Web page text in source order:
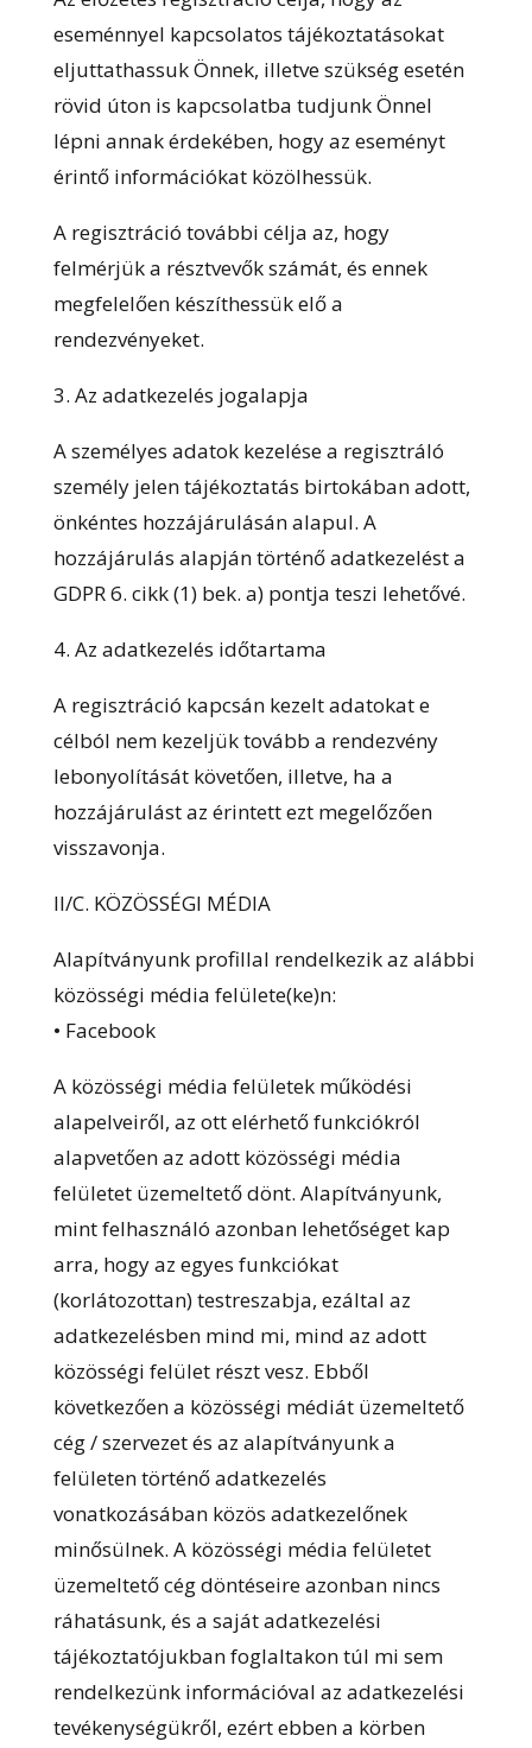
eseménnyel kapcsolatos tájékoztatásokat
eljuttathassuk Önnek, illetve szükség esetén
rövid úton is kapcsolatba tudjunk Önnel
lépni annak érdekében, hogy az eseményt
érintő információkat közölhessük.
A regisztráció további célja az, hogy
felmérjük a résztvevők számát, és ennek
megfelelően készíthessük elő a
rendezvényeket.
3. Az adatkezelés jogalapja
A személyes adatok kezelése a regisztráló
személy jelen tájékoztatás birtokában adott,
önkéntes hozzájárulásán alapul. A
hozzájárulás alapján történő adatkezelést a
GDPR 6. cikk (1) bek. a) pontja teszi lehetővé.
4. Az adatkezelés időtartama
A regisztráció kapcsán kezelt adatokat e
célból nem kezeljük tovább a rendezvény
lebonyolítását követően, illetve, ha a
hozzájárulást az érintett ezt megelőzően
visszavonja.
II/C. KÖZÖSSÉGI MÉDIA
Alapítványunk profillal rendelkezik az alábbi
közösségi média felülete(ke)n:
• Facebook
A közösségi média felületek működési
alapelveiről, az ott elérhető funkciókról
alapvetően az adott közösségi média
felületet üzemeltető dönt. Alapítványunk,
mint felhasználó azonban lehetőséget kap
arra, hogy az egyes funkciókat
(korlátozottan) testreszabja, ezáltal az
adatkezelésben mind mi, mind az adott
közösségi felület részt vesz. Ebből
következően a közösségi médiát üzemeltető
cég / szervezet és az alapítványunk a
felületen történő adatkezelés
vonatkozásában közös adatkezelőnek
minősülnek. A közösségi média felületet
üzemeltető cég döntéseire azonban nincs
ráhatásunk, és a saját adatkezelési
tájékoztatójukban foglaltakon túl mi sem
rendelkezünk információval az adatkezelési
tevékenységükről, ezért ebben a körben